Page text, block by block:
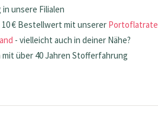
unsere Filialen
€ Bestellwert mit unserer Portoflatrate
- vielleicht auch in deiner Nähe?
über 40 Jahren Stofferfahrung